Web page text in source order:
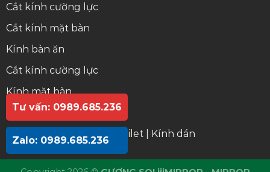
Cắt kính cường lực
Cắt kính mặt bàn
Kính bàn ăn
Cắt kính cường lực
Kính mặt bàn
Kính bàn ăn
Gương lavabo|Gương toilet| Kính dán
Tư vấn: 0989.685.236
Zalo: 0989.685.236